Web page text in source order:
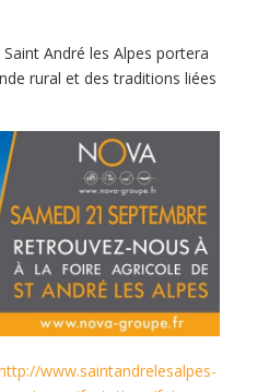
André les Alpes portera
rural et des traditions liées
www.saintandrelesalpes-